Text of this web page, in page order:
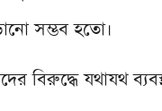
সম্ভব হতো।
বিরুদ্ধে যথাযথ